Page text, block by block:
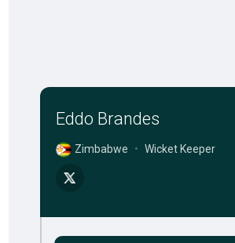
Eddo Brandes
Zimbabwe • Wicket Keeper